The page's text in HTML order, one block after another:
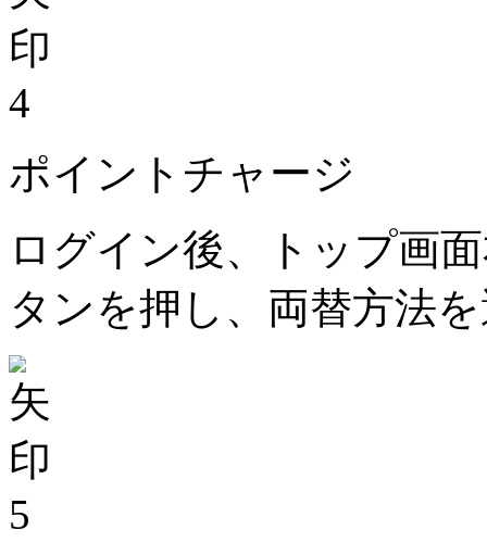
4
ポイントチャージ
ログイン後、トップ画
タンを押し、両替方法
5